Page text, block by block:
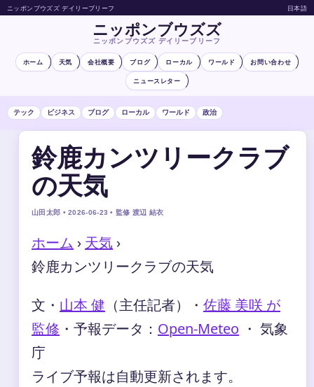
ニッポンブウズズ デイリーブリーフ 日本語
ニッポンブウズズ
ニッポンブウズズ デイリーブリーフ
ホーム 天気 会社概要 ブログ ローカル ワールド お問い合わせ
ニュースレター
テック ビジネス ブログ ローカル ワールド 政治
鈴鹿カンツリークラブ
の天気
山田太郎 • 2026-06-23 • 監修 渡辺 結衣
ホーム › 天気 ›
鈴鹿カンツリークラブの天気
文・ 山本 健 （主任記者） ・ 佐藤 美咲 が
監修 ・ 予報データ： Open-Meteo ・ 気象
庁
ライブ予報は自動更新されます。